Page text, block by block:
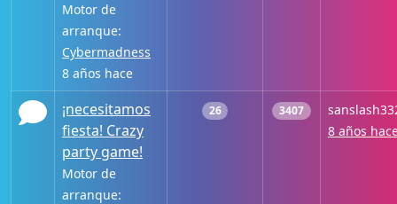
Motor de
arranque:
Cybermadness
8 años hace
¡necesitamos
fiesta! Crazy
party game!
Motor de
arranque:
26 3407
8 años